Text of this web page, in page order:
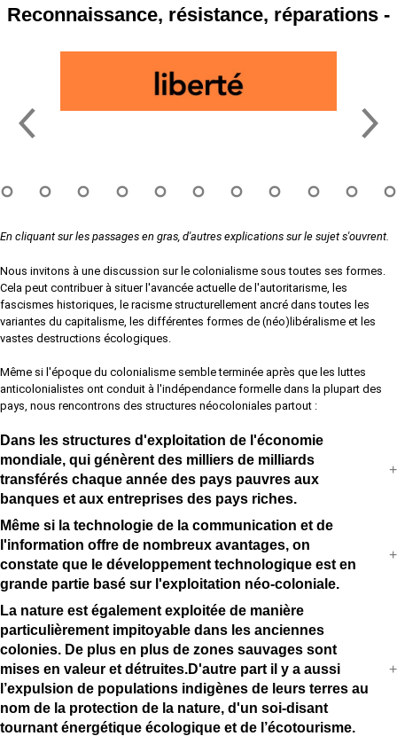
Reconnaissance, résistance, réparations -
En cliquant sur les passages en gras, d'autres explications sur le sujet s'ouvrent.
Nous invitons à une discussion sur le colonialisme sous toutes ses formes.
Cela peut contribuer à situer l'avancée actuelle de l'autoritarisme, les
fascismes historiques, le racisme structurellement ancré dans toutes les
variantes du capitalisme, les différentes formes de (néo)libéralisme et les
vastes destructions écologiques.
Même si l'époque du colonialisme semble terminée après que les luttes
anticolonialistes ont conduit à l'indépendance formelle dans la plupart des
pays, nous rencontrons des structures néocoloniales partout :
Dans les structures d'exploitation de l'économie
mondiale, qui génèrent des milliers de milliards
transférés chaque année des pays pauvres aux
banques et aux entreprises des pays riches.
Même si la technologie de la communication et de
l'information offre de nombreux avantages, on
constate que le développement technologique est en
grande partie basé sur l'exploitation néo-coloniale.
La nature est également exploitée de manière
particulièrement impitoyable dans les anciennes
colonies. De plus en plus de zones sauvages sont
mises en valeur et détruites.D'autre part il y a aussi
l’expulsion de populations indigènes de leurs terres au
nom de la protection de la nature, d'un soi-disant
tournant énergétique écologique et de l’écotourisme.